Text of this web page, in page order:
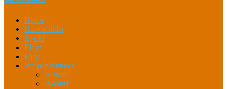
Home
Hundebilder
Ayoki
Elaya
Fary
WelpenWunder
A-Wurf
B-Wurf